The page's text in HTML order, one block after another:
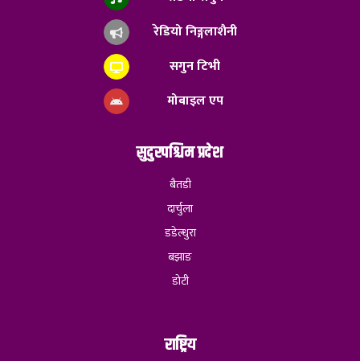
रेडियो निङ्गलाशैनी
सगुन टिभी
मोबाइल एप
सुदुरपश्चिम प्रदेश
बैतडी
दार्चुला
डडेल्धुरा
बझाङ
डोटी
राष्ट्रिय